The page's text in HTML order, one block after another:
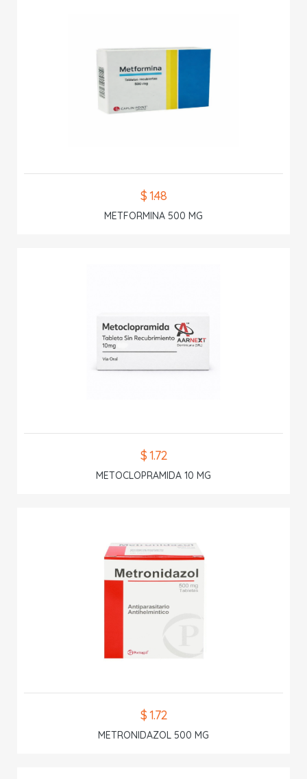
$ 1.48
METFORMINA 500 MG
$ 1.72
METOCLOPRAMIDA 10 MG
$ 1.72
METRONIDAZOL 500 MG